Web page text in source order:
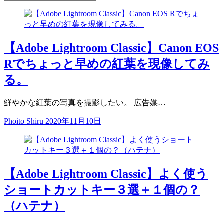
【Adobe Lightroom Classic】Canon EOS
Rでちょっと早めの紅葉を現像してみ
る。
鮮やかな紅葉の写真を撮影したい。 広告媒…
Phoito Shiru 2020年11月10日
【Adobe Lightroom Classic】よく使う
ショートカットキー３選＋１個の？
（ハテナ）